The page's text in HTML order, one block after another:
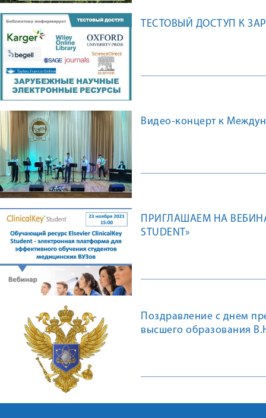
ТЕСТОВЫЙ ДОСТУП К
Видео-концерт к
ПРИГЛАШАЕМ НА
STUDENT»
Поздравление с днем
высшего образования